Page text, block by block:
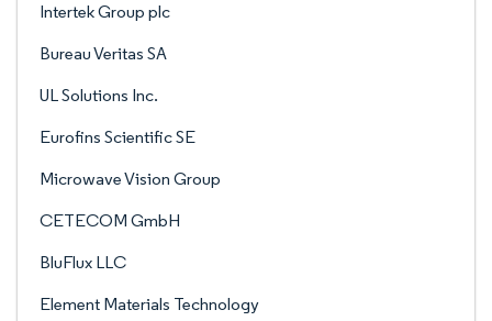
Intertek Group plc
Bureau Veritas SA
UL Solutions Inc.
Eurofins Scientific SE
Microwave Vision Group
CETECOM GmbH
BluFlux LLC
Element Materials Technology